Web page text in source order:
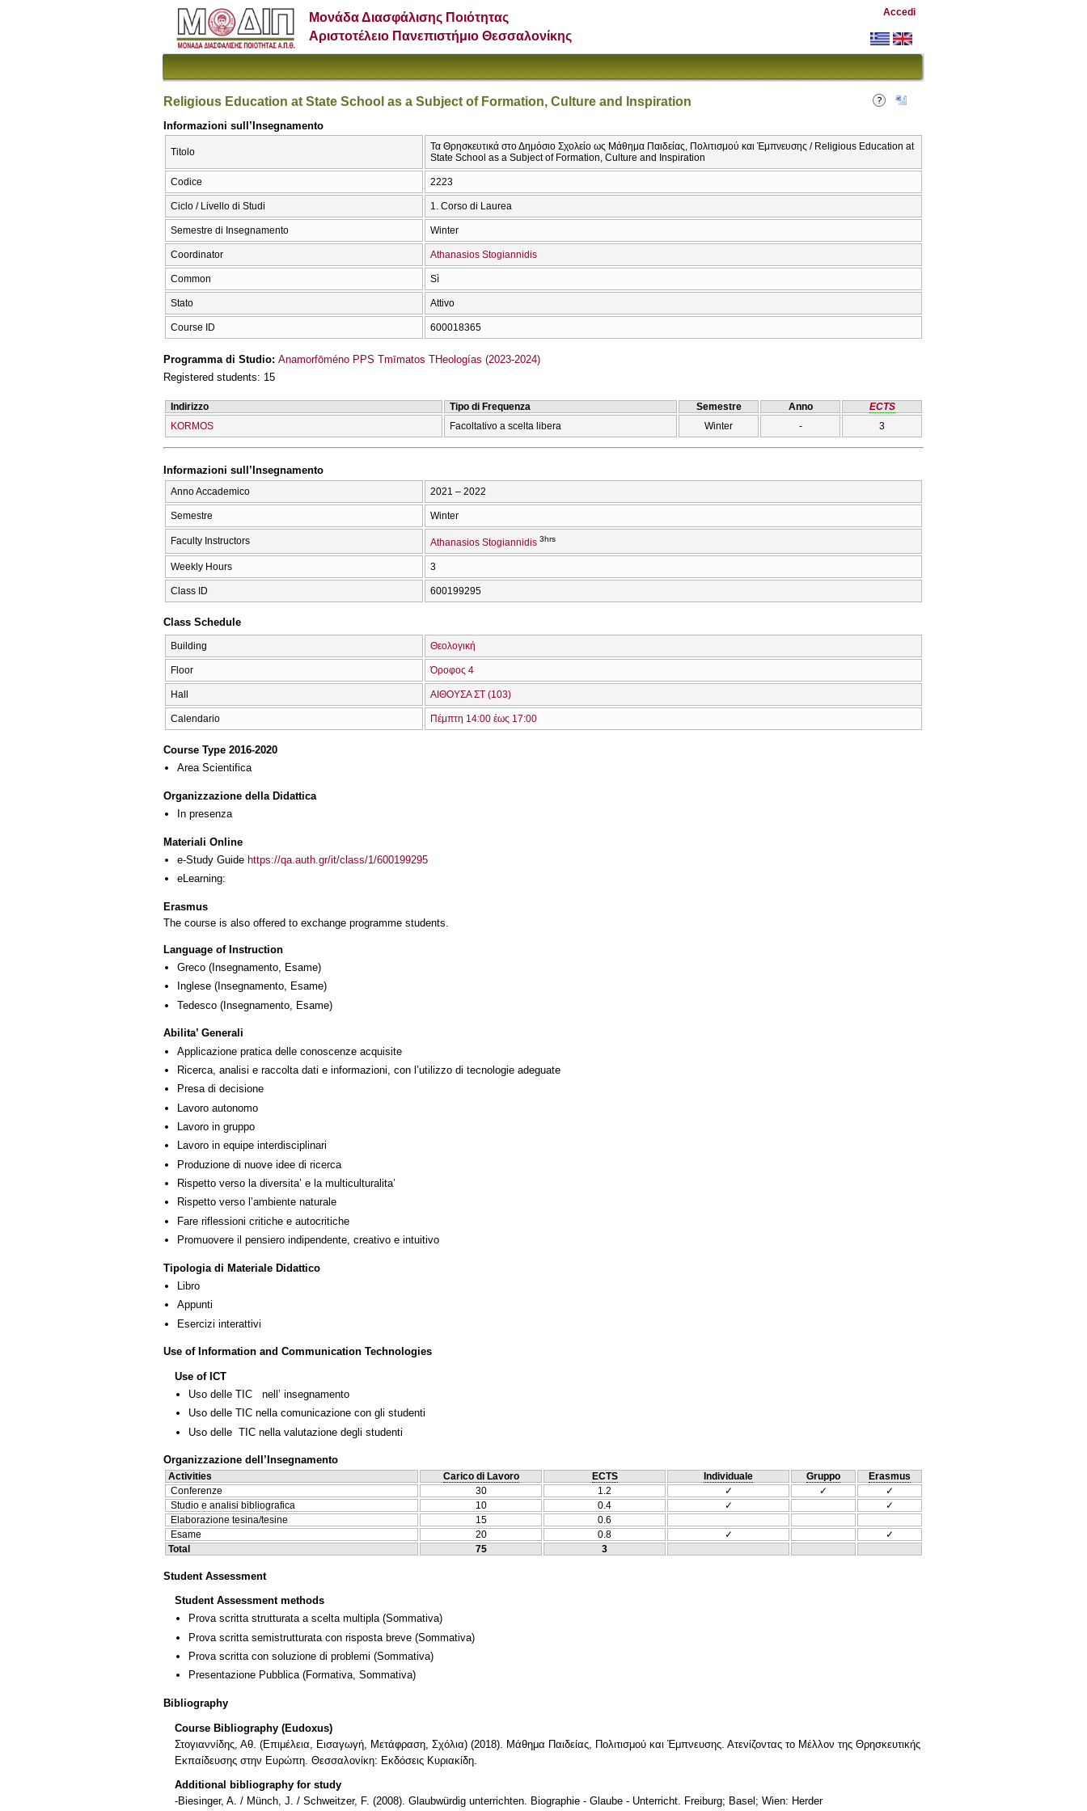
Μονάδα Διασφάλισης Ποιότητας
Αριστοτέλειο Πανεπιστήμιο Θεσσαλονίκης
Accedi
Religious Education at State School as a Subject of Formation, Culture and Inspiration
Informazioni sull’Insegnamento
Titolo
Τα Θρησκευτικά στο Δημόσιο Σχολείο ως Μάθημα Παιδείας, Πολιτισμού και Έμπνευσης / Religious Education at
State School as a Subject of Formation, Culture and Inspiration
Codice 2223
Ciclo / Livello di Studi 1. Corso di Laurea
Semestre di Insegnamento Winter
Coordinator Athanasios Stogiannidis
Common Sì
Stato Attivo
Course ID 600018365
Programma di Studio: Anamorfōméno PPS Tmīmatos THeologías (2023-2024)
Registered students: 15
Indirizzo Tipo di Frequenza Semestre Anno
ECTS
KORMOS
Facoltativo a scelta libera Winter - 3
Informazioni sull’Insegnamento
Anno Accademico 2021 – 2022
Semestre Winter
Faculty Instructors Athanasios Stogiannidis 3hrs
Weekly Hours 3
Class ID 600199295
Class Schedule
Building Θεολογική
Floor Όροφος 4
Hall ΑΙΘΟΥΣΑ ΣΤ (103)
Calendario Πέμπτη 14:00 έως 17:00
Course Type 2016-2020
Area Scientifica
Organizzazione della Didattica
In presenza
Materiali Online
e-Study Guide https://qa.auth.gr/it/class/1/600199295
eLearning:
Erasmus
The course is also offered to exchange programme students.
Language of Instruction
Greco (Insegnamento, Esame)
Inglese (Insegnamento, Esame)
Tedesco (Insegnamento, Esame)
Abilita’ Generali
Applicazione pratica delle conoscenze acquisite
Ricerca, analisi e raccolta dati e informazioni, con l’utilizzo di tecnologie adeguate
Presa di decisione
Lavoro autonomo
Lavoro in gruppo
Lavoro in equipe interdisciplinari
Produzione di nuove idee di ricerca
Rispetto verso la diversita’ e la multiculturalita’
Rispetto verso l’ambiente naturale
Fare riflessioni critiche e autocritiche
Promuovere il pensiero indipendente, creativo e intuitivo
Tipologia di Materiale Didattico
Libro
Appunti
Esercizi interattivi
Use of Information and Communication Technologies
Use of ICT
Uso delle TIC nell’ insegnamento
Uso delle TIC nella comunicazione con gli studenti
Uso delle TIC nella valutazione degli studenti
Organizzazione dell’Insegnamento
Activities Carico di Lavoro ECTS Individuale Gruppo
Erasmus
Conferenze
30 1.2 ✓ ✓
✓
Studio e analisi bibliografica
10 0.4 ✓
✓
Elaborazione tesina/tesine
15
0.6
Esame
20 0.8 ✓
✓
Total
75 3
Student Assessment
Student Assessment methods
Prova scritta strutturata a scelta multipla(Sommativa)
Prova scritta semistrutturata con risposta breve (Sommativa)
Prova scritta con soluzione di problemi (Sommativa)
Presentazione Pubblica(Formativa, Sommativa)
Bibliography
Course Bibliography (Eudoxus)
Στογιαννίδης, Αθ. (Επιμέλεια, Εισαγωγή, Μετάφραση, Σχόλια) (2018). Μάθημα Παιδείας, Πολιτισμού και Έμπνευσης. Ατενίζοντας το Μέλλον της Θρησκευτικής
Εκπαίδευσης στην Ευρώπη. Θεσσαλονίκη: Εκδόσεις Κυριακίδη.
Additional bibliography for study
-Biesinger, A. / Münch, J. / Schweitzer, F. (2008). Glaubwürdig unterrichten. Biographie - Glaube - Unterricht. Freiburg; Basel; Wien: Herder